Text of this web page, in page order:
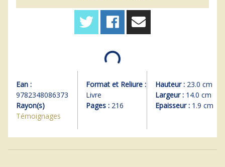
Ean :
9782348086373
Rayon(s)
Témoignages
Format et Reliure :
Livre
Pages :216
Hauteur : 23.0 cm
Largeur : 14.0 cm
Epaisseur : 1.9 cm